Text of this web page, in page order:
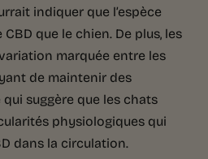
indiquer que l’espèce
que le chien. De plus, les
marquée entre les
de maintenir des
suggère que les chats
physiologiques qui
dans la circulation.